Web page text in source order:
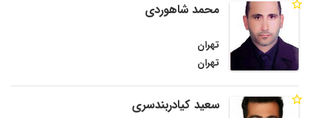
محمد شاهوردی
تهران
تهران
سعید کیادربندسری